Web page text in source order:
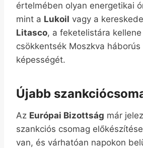
értelmében olyan energetikai
mint a Lukoil vagy a
Litasco, a feketelistára
csökkentsék Moszkva
képességét.
Újabb
Az Európai Bizottság már
szankciós csomag
van, és várhatóan napokon